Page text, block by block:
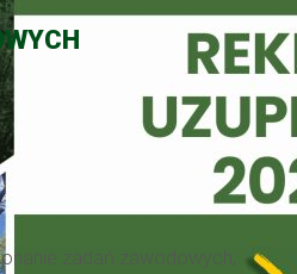
zadań zawodowych;